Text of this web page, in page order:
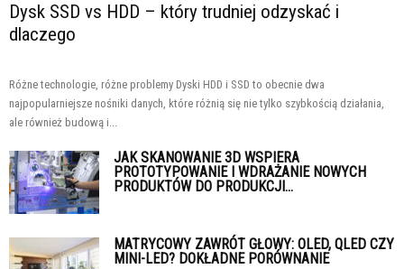
Dysk SSD vs HDD – który trudniej odzyskać i
dlaczego
Różne technologie, różne problemy Dyski HDD i SSD to obecnie dwa
najpopularniejsze nośniki danych, które różnią się nie tylko szybkością działania,
ale również budową i...
JAK SKANOWANIE 3D WSPIERA
PROTOTYPOWANIE I WDRAŻANIE NOWYCH
PRODUKTÓW DO PRODUKCJI...
MATRYCOWY ZAWRÓT GŁOWY: OLED, QLED CZY
MINI-LED? DOKŁADNE PORÓWNANIE